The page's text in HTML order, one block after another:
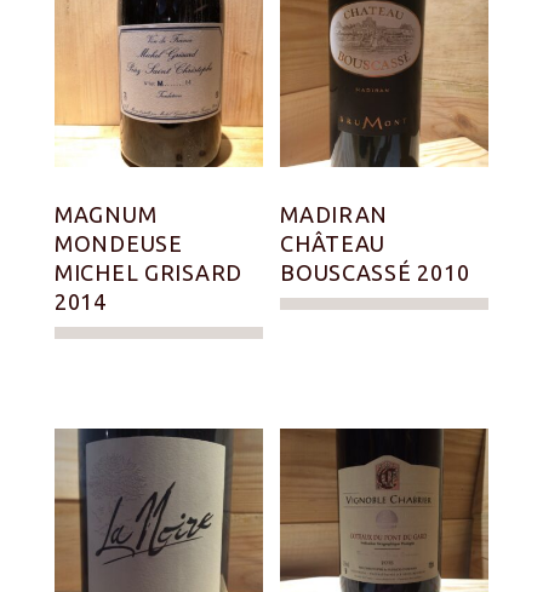
MAGNUM
MONDEUSE
MICHEL GRISARD
2014
MADIRAN
CHÂTEAU
BOUSCASSÉ 2010